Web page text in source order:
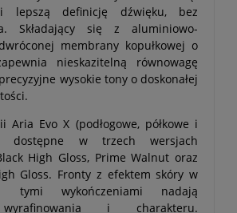
i lepszą definicję dźwięku, bez
Składający się z aluminiowo-
membrany kopułkowej o
nieskazitelną równowagę
wysokie tony o doskonałej
Aria Evo X (podłogowe, półkowe i
dostępne w trzech wersjach
High Gloss, Prime Walnut oraz
Gloss. Fronty z efektem skóry w
tymi wykończeniami nadają
i charakteru.